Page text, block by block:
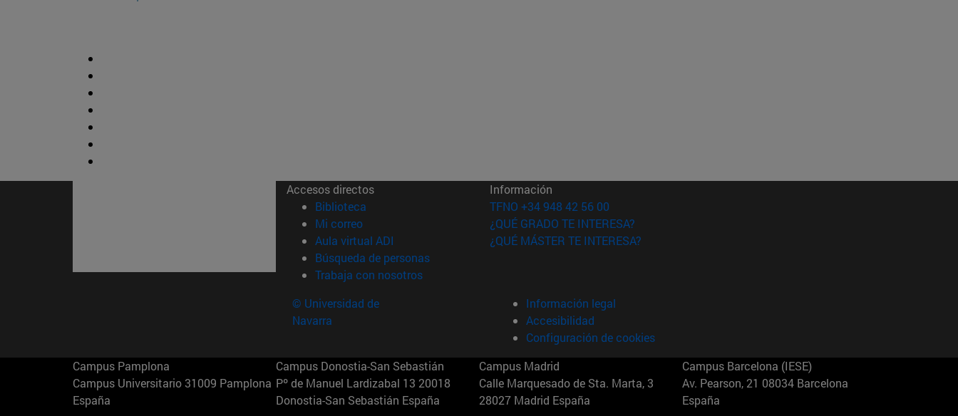
Accesos directos
Biblioteca (abre en nueva ventana)
Mi correo(abre en nueva ventana)
Aula virtual ADI (abre en nueva ventana)
Búsqueda de personas(abre en nueva ventana)
Trabaja con nosotros(abre en nueva ventana)
Información
TFNO +34 948 42 56 00
¿QUÉ GRADO TE INTERESA?
¿QUÉ MÁSTER TE INTERESA?
© Universidad de
Navarra
Información legal
Accesibilidad
Configuración de cookies
Campus Pamplona
Campus Universitario 31009 Pamplona
España
Campus Donostia-San Sebastián
Pº de Manuel Lardizabal 13 20018
Donostia-San Sebastián España
Campus Madrid
Calle Marquesado de Sta. Marta, 3
28027 Madrid España
Campus Barcelona (IESE)
Av. Pearson, 21 08034 Barcelona
España